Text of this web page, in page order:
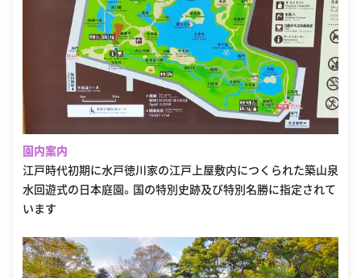
園内案内
江戸時代初期に水戸徳川家の江戸上屋敷内につくられた築山泉
水回遊式の日本庭園。国の特別史跡及び特別名勝に指定されて
います